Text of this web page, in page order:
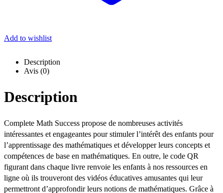
Add to wishlist
Description
Avis (0)
Description
Complete Math Success propose de nombreuses activités
intéressantes et engageantes pour stimuler l’intérêt des enfants pour
l’apprentissage des mathématiques et développer leurs concepts et
compétences de base en mathématiques. En outre, le code QR
figurant dans chaque livre renvoie les enfants à nos ressources en
ligne où ils trouveront des vidéos éducatives amusantes qui leur
permettront d’approfondir leurs notions de mathématiques. Grâce à